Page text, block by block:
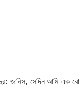
জানিস, সেদিন আমি এক